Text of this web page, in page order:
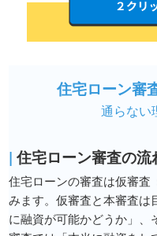
住宅ローン審
通らない
| 住宅ローン審査の流
住宅ローンの審査は仮審
みます。仮審査と本審査は
に融資が可能かどうか」、